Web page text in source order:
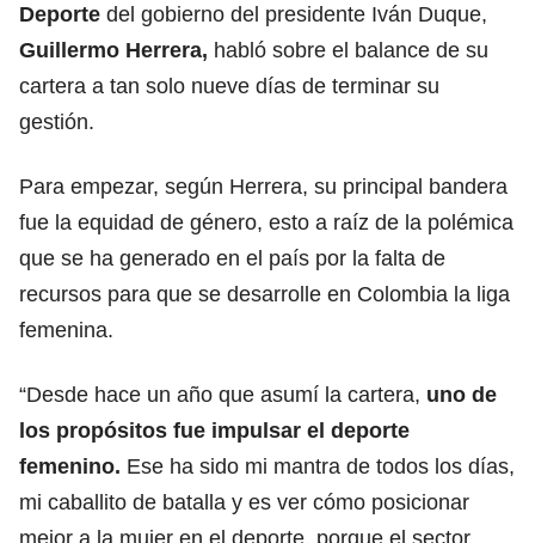
Deporte del gobierno del presidente Iván Duque,
Guillermo Herrera, habló sobre el balance de su
cartera a tan solo nueve días de terminar su
gestión.
Para empezar, según Herrera, su principal bandera
fue la equidad de género, esto a raíz de la polémica
que se ha generado en el país por la falta de
recursos para que se desarrolle en Colombia la liga
femenina.
“Desde hace un año que asumí la cartera, uno de
los propósitos fue impulsar el deporte
femenino. Ese ha sido mi mantra de todos los días,
mi caballito de batalla y es ver cómo posicionar
mejor a la mujer en el deporte, porque el sector